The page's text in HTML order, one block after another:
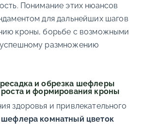
Понимание этих нюансов
для дальнейших шагов
кроны, борьбе с возможными
размножению
и обрезка шефлеры
роста и формирования кроны
здоровья и привлекательного
шефлера комнатный цветок